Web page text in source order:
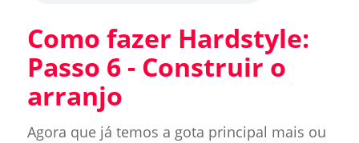
Como fazer Hardstyle:
Passo 6 - Construir o
arranjo
Agora que já temos a gota principal mais ou